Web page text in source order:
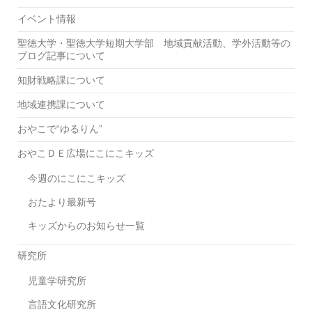
イベント情報
聖徳大学・聖徳大学短期大学部 地域貢献活動、学外活動等の
ブログ記事について
知財戦略課について
地域連携課について
おやこで“ゆるりん”
おやこＤＥ広場にこにこキッズ
今週のにこにこキッズ
おたより最新号
キッズからのお知らせ一覧
研究所
児童学研究所
言語文化研究所